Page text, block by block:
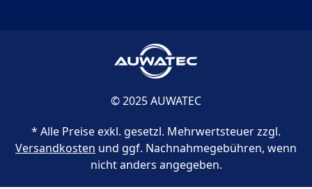
© 2025 AUWATEC
* Alle Preise exkl. gesetzl. Mehrwertsteuer zzgl.
Versandkosten und ggf. Nachnahmegebühren, wenn
nicht anders angegeben.